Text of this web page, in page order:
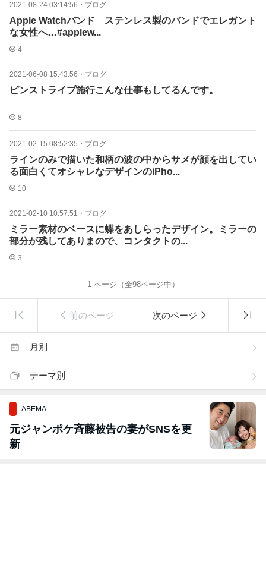
2021-08-24 03:14:56 ・ ブログ
Apple Watchバンド ステンレス製のバンドでエレガント
な女性へ…#applew...
4
2021-06-08 15:43:56 ・ ブログ
ピンストライプ施行こんな仕事もしてるんです。
8
2021-02-15 08:52:35 ・ ブログ
ラインのみで描いた和柄の波の中からサメが顔を出してい
る面白くてオシャレなデザインのiPho...
10
2021-02-10 10:57:51 ・ ブログ
ミラー素材のベースに蝶をあしらったデザイン。ミラーの
部分が残してありまので、コンタクトの...
3
1ページ（全98ページ中）
前のページ 次のページ
月別
テーマ別
ABEMA
元ジャンポケ斉藤被告の妻がSNSを更
新